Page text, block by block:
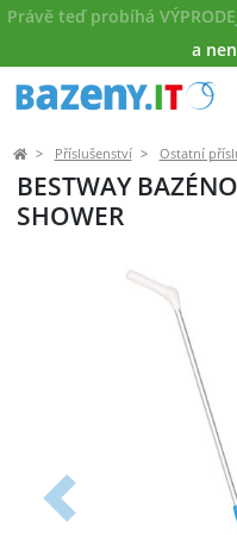
Právě teď probíhá
a
Příslušenství Ostatní
BESTWAY
SHOWER
Předchozí